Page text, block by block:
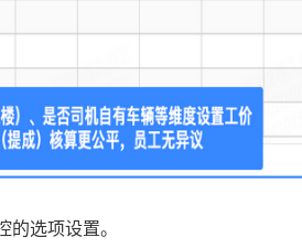
选项设置。